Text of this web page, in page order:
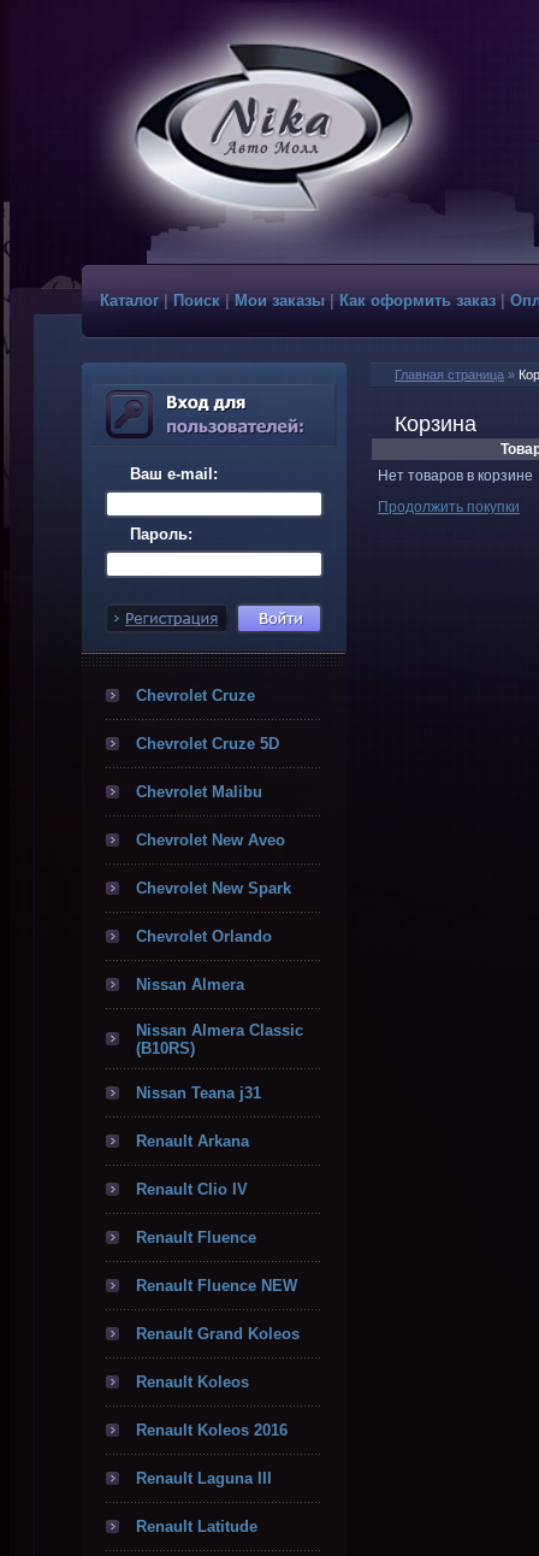
Каталог Поиск|Мои заказы|Как оформить заказ
Ваш e-mail:
Пароль:
Chevrolet Cruze
Chevrolet Cruze 5D
Chevrolet Malibu
Chevrolet New Aveo
Chevrolet New Spark
Chevrolet Orlando
Nissan Almera
Nissan Almera Classic
(B10RS)
Nissan Teana j31
Renault Arkana
Renault Clio IV
Renault Fluence
Renault Fluence NEW
Renault Grand Koleos
Renault Koleos
Renault Koleos 2016
Renault Laguna III
Renault Latitude
Главная страница »
Корзина
Нет товаров в корзине
Продолжить покупки